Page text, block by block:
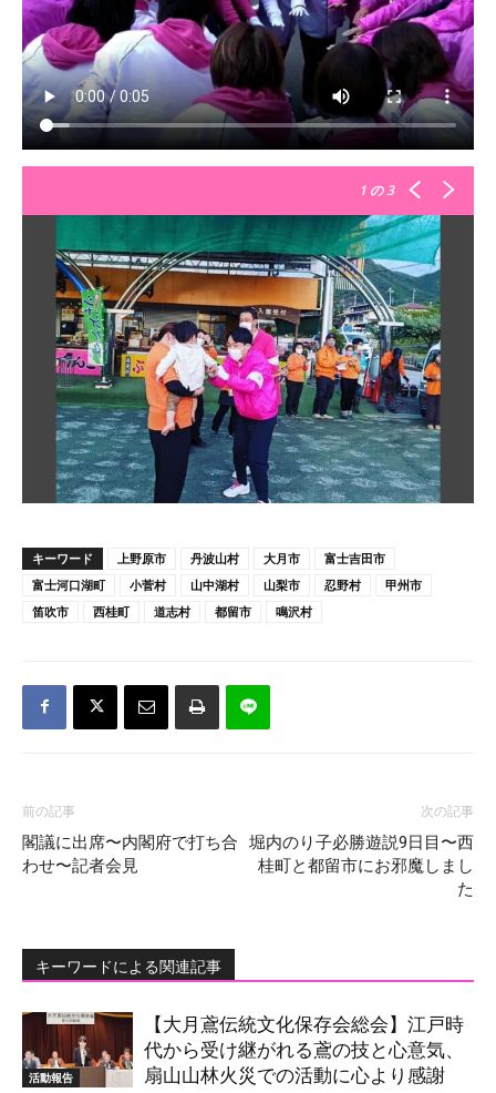
1 の 3
キーワード 上野原市 丹波山村 大月市
富士吉田市
富士河口湖町
小菅村 山中湖村 山梨市 忍野村
甲州市
笛吹市
西桂町 道志村 都留市 鳴沢村
前の記事
閣議に出席〜内閣府で打ち合
わせ〜記者会見
次の記事
堀内のり子必勝遊説9日目〜西
桂町と都留市にお邪魔しまし
た
キーワードによる関連記事
活動報告
【大月鳶伝統文化保存会総会】江戸時
代から受け継がれる鳶の技と心意気、
扇山山林火災での活動に心より感謝